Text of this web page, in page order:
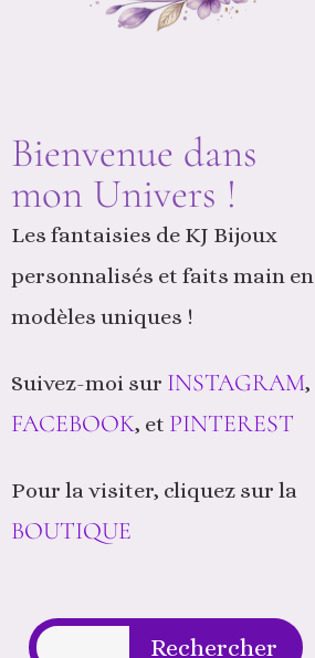
Bienvenue dans
mon Univers !
Les fantaisies de KJ Bijoux
personnalisés et faits main en
modèles uniques !
Suivez-moi sur INSTAGRAM,
FACEBOOK, et PINTEREST
Pour la visiter, cliquez sur la
BOUTIQUE
Rechercher